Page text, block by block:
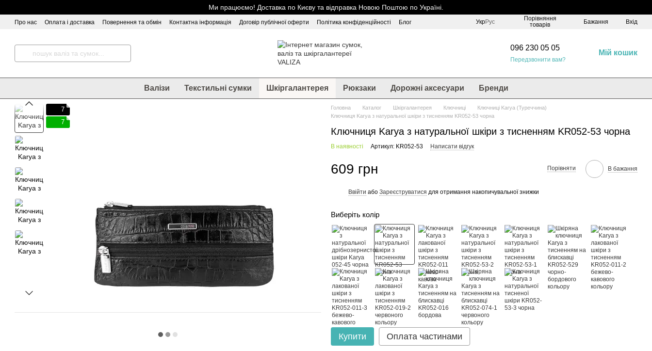
Ми працюємо! Доставка по Києву та відправка Новою Поштою по Україні.
Про нас Оплата і доставка Повернення та обмін Контактна інформація Договір публічної оферти Політика конфіденційності
Блог
УкрРус
Порівняння
товарів
Бажання Вхід
096 230 05 05
Передзвонити вам?
Мій кошик
Валізи Текстильні сумки Шкіргалантерея Рюкзаки Дорожні аксесуари Бренди
7
7
Головна Каталог Шкіргалантерея Ключниці
Ключниці Karya (Туреччина)
Ключниця Karya з натуральної шкіри з тисненням KR052-53 чорна
Ключниця Karya з натуральної шкіри з тисненням KR052-53 чорна
В наявності Артикул: KR052-53 Написати відгук
609 грн Порівняти В бажання
Ввійти або Зареєструватися для отримання накопичувальної знижки
Виберіть колір
Купити Оплата частинами